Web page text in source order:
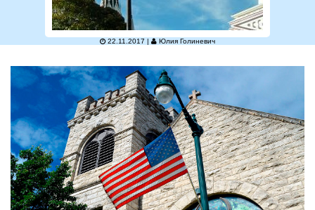
22.11.2017 | Юлия Голиневич